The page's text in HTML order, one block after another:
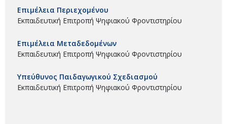
Επιμέλεια Περιεχομένου
Εκπαιδευτική Επιτροπή Ψηφιακού Φροντιστηρίου
Επιμέλεια Μεταδεδομένων
Εκπαιδευτική Επιτροπή Ψηφιακού Φροντιστηρίου
Υπεύθυνος Παιδαγωγικού Σχεδιασμού
Εκπαιδευτική Επιτροπή Ψηφιακού Φροντιστηρίου